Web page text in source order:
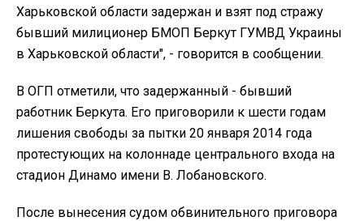
Харьковской области задержан и взят под стражу
бывший милиционер БМОП Беркут ГУМВД Украины
в Харьковской области", - говорится в сообщении.
В ОГП отметили, что задержанный - бывший
работник Беркута. Его приговорили к шести годам
лишения свободы за пытки 20 января 2014 года
протестующих на колоннаде центрального входа на
стадион Динамо имени В. Лобановского.
После вынесения судом обвинительного приговора